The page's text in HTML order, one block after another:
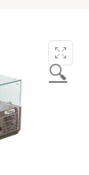
🔍